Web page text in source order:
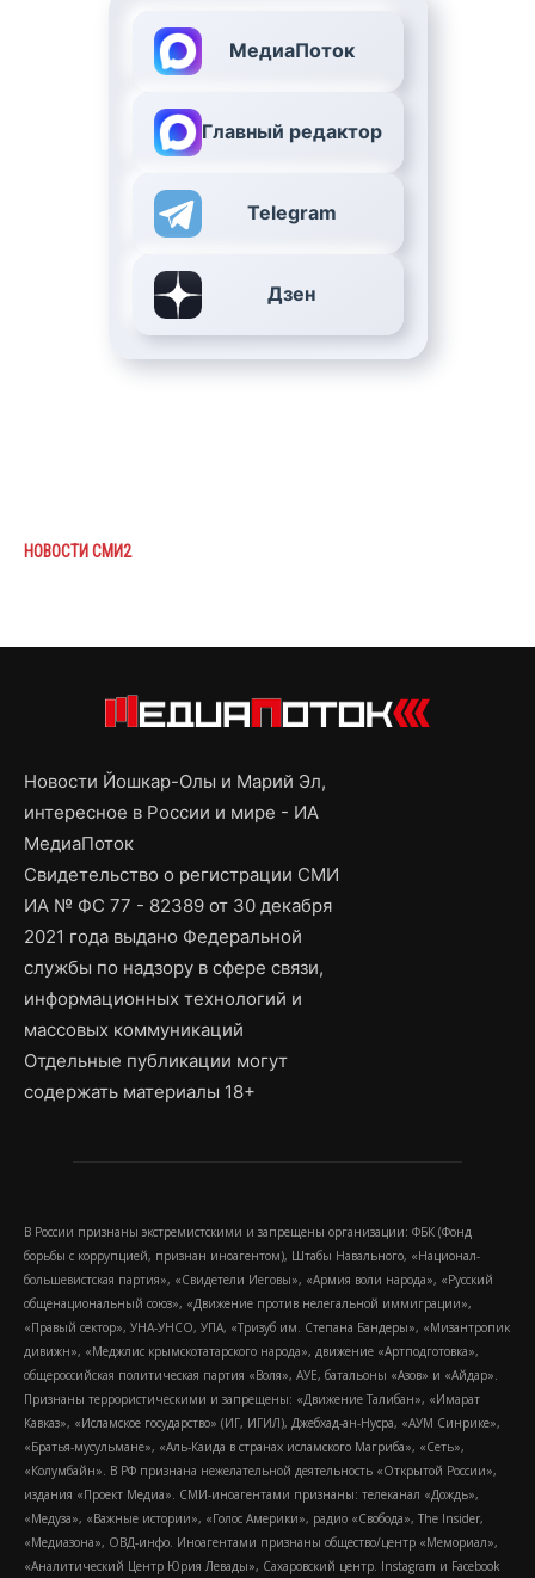
МедиаПоток
Главный редактор
Telegram
Дзен
НОВОСТИ СМИ2
Новости Йошкар-Олы и Марий Эл,
интересное в России и мире - ИА
МедиаПоток
Свидетельство о регистрации СМИ
ИА № ФС 77 - 82389 от 30 декабря
2021 года выдано Федеральной
службы по надзору в сфере связи,
информационных технологий и
массовых коммуникаций
Отдельные публикации могут
содержать материалы 18+
В России признаны экстремистскими и запрещены организации: ФБК (Фонд
борьбы с коррупцией, признан иноагентом), Штабы Навального, «Национал-
большевистская партия», «Свидетели Иеговы», «Армия воли народа», «Русский
общенациональный союз», «Движение против нелегальной иммиграции»,
«Правый сектор», УНА-УНСО, УПА, «Тризуб им. Степана Бандеры», «Мизантропик
дивижн», «Меджлис крымскотатарского народа», движение «Артподготовка»,
общероссийская политическая партия «Воля», АУЕ, батальоны «Азов» и «Айдар».
Признаны террористическими и запрещены: «Движение Талибан», «Имарат
Кавказ», «Исламское государство» (ИГ, ИГИЛ), Джебхад-ан-Нусра, «АУМ Синрике»,
«Братья-мусульмане», «Аль-Каида в странах исламского Магриба», «Сеть»,
«Колумбайн». В РФ признана нежелательной деятельность «Открытой России»,
издания «Проект Медиа». СМИ-иноагентами признаны: телеканал «Дождь»,
«Медуза», «Важные истории», «Голос Америки», радио «Свобода», The Insider,
«Медиазона», ОВД-инфо. Иноагентами признаны общество/центр «Мемориал»,
«Аналитический Центр Юрия Левады», Сахаровский центр. Instagram и Facebook